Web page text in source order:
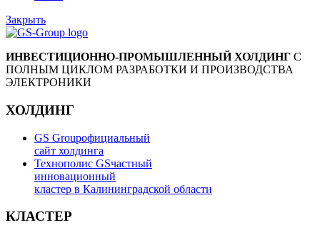
Закрыть
ИНВЕСТИЦИОННО-ПРОМЫШЛЕННЫЙ ХОЛДИНГ С
ПОЛНЫМ ЦИКЛОМ РАЗРАБОТКИ И ПРОИЗВОДСТВА
ЭЛЕКТРОНИКИ
ХОЛДИНГ
GS Groupофициальный
сайт холдинга
Технополис GSчастный
инновационный
кластер в Калининградской области
КЛАСТЕР